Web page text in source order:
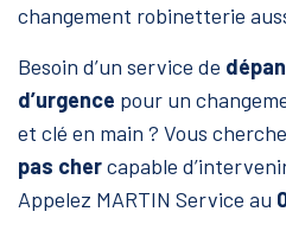
changement robinetterie
Besoin d’un service de
d’urgence pour un
et clé en main ? Vous
pas chercapable
Appelez MARTIN Service au